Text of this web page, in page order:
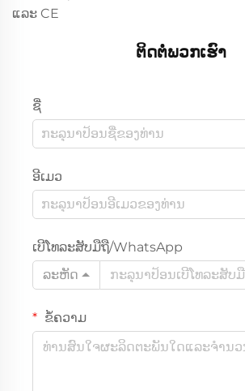
ແລະ CE
ຕິດຕໍ່ພວກເຮົາ
ຊື່
ອີເມວ
ເບີໂທລະສັບມືຖື/WhatsApp
ລະຫັດ
ຂໍ້ຄວາມ